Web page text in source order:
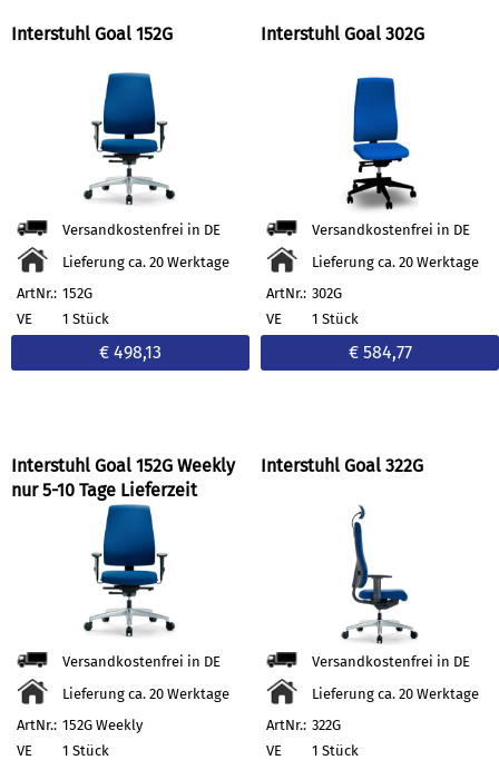
Interstuhl Goal 152G
Versandkostenfrei in DE
Lieferung ca. 20 Werktage
ArtNr.: 152G
VE
1 Stück
€ 498,13
Interstuhl Goal 302G
Versandkostenfrei in DE
Lieferung ca. 20 Werktage
ArtNr.: 302G
VE
1 Stück
€ 584,77
Interstuhl Goal 152G Weekly
nur 5-10 Tage Lieferzeit
Versandkostenfrei in DE
Lieferung ca. 20 Werktage
ArtNr.: 152G Weekly
VE
1 Stück
Interstuhl Goal 322G
Versandkostenfrei in DE
Lieferung ca. 20 Werktage
ArtNr.: 322G
VE
1 Stück